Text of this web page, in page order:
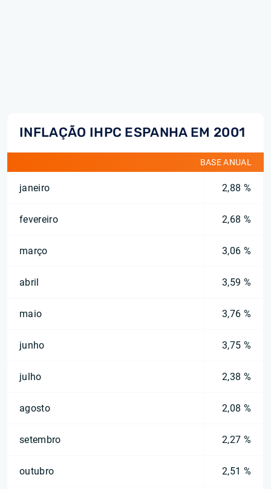
INFLAÇÃO IHPC ESPANHA EM 2001
BASE ANUAL
janeiro 2,88 %
fevereiro 2,68 %
março 3,06 %
abril 3,59 %
maio 3,76 %
junho 3,75 %
julho 2,38 %
agosto 2,08 %
setembro 2,27 %
outubro 2,51 %